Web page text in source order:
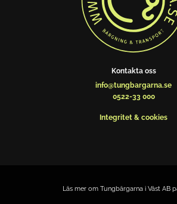
Kontakta oss
info@tungbargarna.se
0522-33 000
Integritet & cookies
Läs mer om Tungbärgarna i Väst AB